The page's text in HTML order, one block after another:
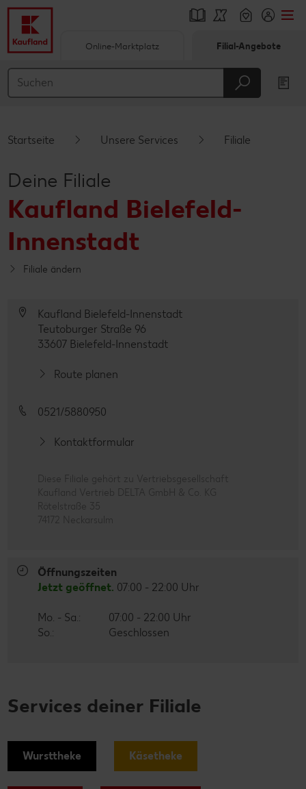
Hauptinhalt
Online-Marktplatz Filial-Angebote
Startseite Unsere Services Filiale
Deine Filiale
Kaufland Bielefeld-
Innenstadt
Filiale ändern
Kaufland Bielefeld-Innenstadt
Teutoburger Straße 96
33607 Bielefeld-Innenstadt
Route planen
0521/5880950
Kontaktformular
Diese Filiale gehört zu Vertriebsgesellschaft
Kaufland Vertrieb DELTA GmbH & Co. KG
Rötelstraße 35
74172 Neckarsulm
Öffnungszeiten
Jetzt geöffnet. 07:00 - 22:00 Uhr
Mo. - Sa.:
07:00 - 22:00 Uhr
So.:
Geschlossen
Services deiner Filiale
Wursttheke Käsetheke